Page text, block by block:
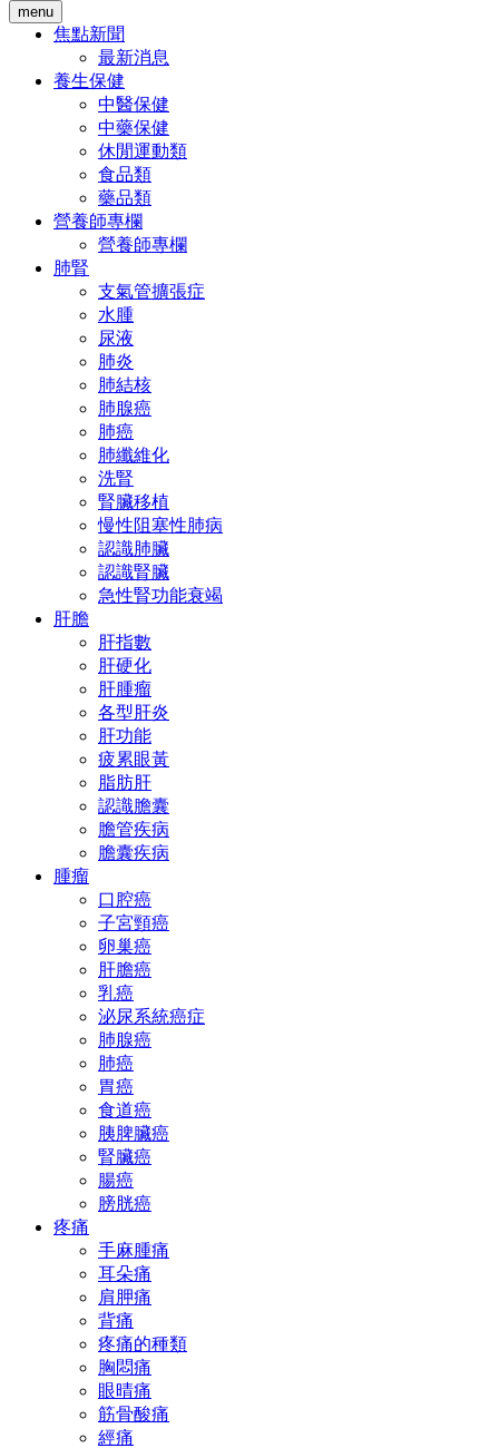
menu
焦點新聞
最新消息
養生保健
中醫保健
中藥保健
休閒運動類
食品類
藥品類
營養師專欄
營養師專欄
肺腎
支氣管擴張症
水腫
尿液
肺炎
肺結核
肺腺癌
肺癌
肺纖維化
洗腎
腎臟移植
慢性阻塞性肺病
認識肺臟
認識腎臟
急性腎功能衰竭
肝膽
肝指數
肝硬化
肝腫瘤
各型肝炎
肝功能
疲累眼黃
脂肪肝
認識膽囊
膽管疾病
膽囊疾病
腫瘤
口腔癌
子宮頸癌
卵巢癌
肝膽癌
乳癌
泌尿系統癌症
肺腺癌
肺癌
胃癌
食道癌
胰脾臟癌
腎臟癌
腸癌
膀胱癌
疼痛
手麻腫痛
耳朵痛
肩胛痛
背痛
疼痛的種類
胸悶痛
眼晴痛
筋骨酸痛
經痛